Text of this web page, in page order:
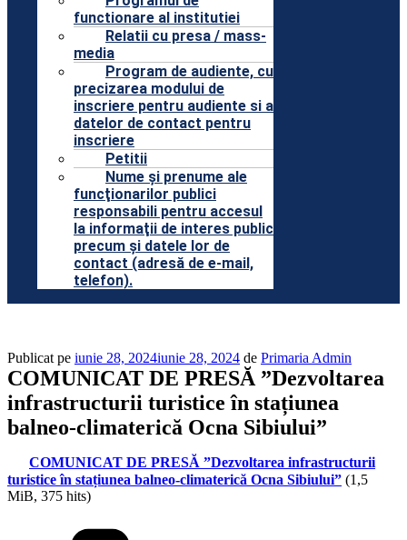
functionare al institutiei
Relatii cu presa / mass-
media
Program de audiente, cu
precizarea modului de
inscriere pentru audiente si a
datelor de contact pentru
inscriere
Petitii
Nume şi prenume ale
funcţionarilor publici
responsabili pentru accesul
la informaţii de interes public
precum şi datele lor de
contact (adresă de e-mail,
telefon).
Publicat pe iunie 28, 2024iunie 28, 2024 de Primaria Admin
COMUNICAT DE PRESĂ ”Dezvoltarea
infrastructurii turistice în stațiunea
balneo-climaterică Ocna Sibiului”
COMUNICAT DE PRESĂ ”Dezvoltarea infrastructurii
turistice în stațiunea balneo-climaterică Ocna Sibiului” (1,5
MiB, 375 hits)